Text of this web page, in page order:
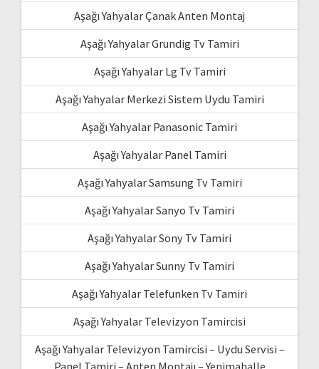
Aşağı Yahyalar Çanak Anten Montaj
Aşağı Yahyalar Grundig Tv Tamiri
Aşağı Yahyalar Lg Tv Tamiri
Aşağı Yahyalar Merkezi Sistem Uydu Tamiri
Aşağı Yahyalar Panasonic Tamiri
Aşağı Yahyalar Panel Tamiri
Aşağı Yahyalar Samsung Tv Tamiri
Aşağı Yahyalar Sanyo Tv Tamiri
Aşağı Yahyalar Sony Tv Tamiri
Aşağı Yahyalar Sunny Tv Tamiri
Aşağı Yahyalar Telefunken Tv Tamiri
Aşağı Yahyalar Televizyon Tamircisi
Aşağı Yahyalar Televizyon Tamircisi – Uydu Servisi –
Panel Tamiri – Anten Montajı – Yenimahalle